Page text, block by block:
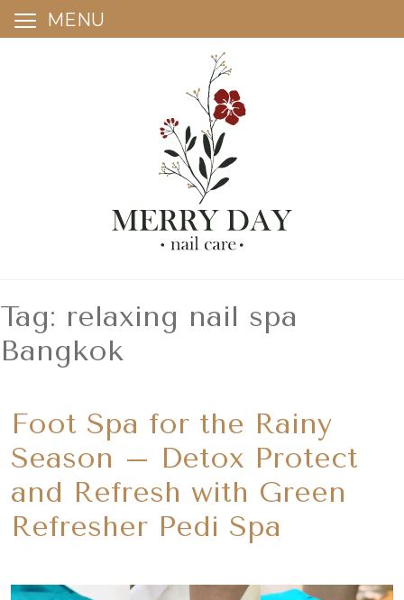
Tag: relaxing nail spa
Bangkok
Foot Spa for the Rainy
Season – Detox Protect
and Refresh with Green
Refresher Pedi Spa
MENU